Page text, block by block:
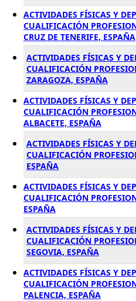
ACTIVIDADES FÍSICAS Y
CUALIFICACIÓN
CRUZ DE TENERIFE, ESPAÑA
ACTIVIDADES FÍSICAS Y
CUALIFICACIÓN
ZARAGOZA, ESPAÑA
ACTIVIDADES FÍSICAS Y
CUALIFICACIÓN
ALBACETE, ESPAÑA
ACTIVIDADES FÍSICAS Y
CUALIFICACIÓN
ESPAÑA
ACTIVIDADES FÍSICAS Y
CUALIFICACIÓN
ESPAÑA
ACTIVIDADES FÍSICAS Y
CUALIFICACIÓN
SEGOVIA, ESPAÑA
ACTIVIDADES FÍSICAS Y
CUALIFICACIÓN
PALENCIA, ESPAÑA